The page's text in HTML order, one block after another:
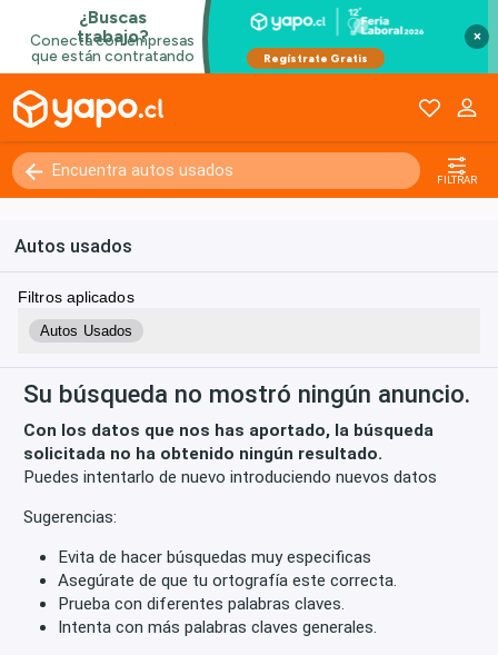
×
FILTRAR
Autos usados
Filtros aplicados
Autos Usados
Su búsqueda no mostró ningún anuncio.
Con los datos que nos has aportado, la búsqueda
solicitada no ha obtenido ningún resultado.
Puedes intentarlo de nuevo introduciendo nuevos datos
Sugerencias:
Evita de hacer búsquedas muy especificas
Asegúrate de que tu ortografía este correcta.
Prueba con diferentes palabras claves.
Intenta con más palabras claves generales.
Kilómetros 0 - 250000+